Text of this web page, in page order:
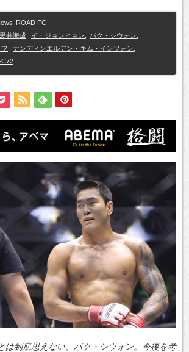
ROAD FC
黒井海成 イ・ジョンヒョン パク・シウォン
ナンディンエルデン・キム・インソォン
は到底思えない、パク・シウォン。今後を考